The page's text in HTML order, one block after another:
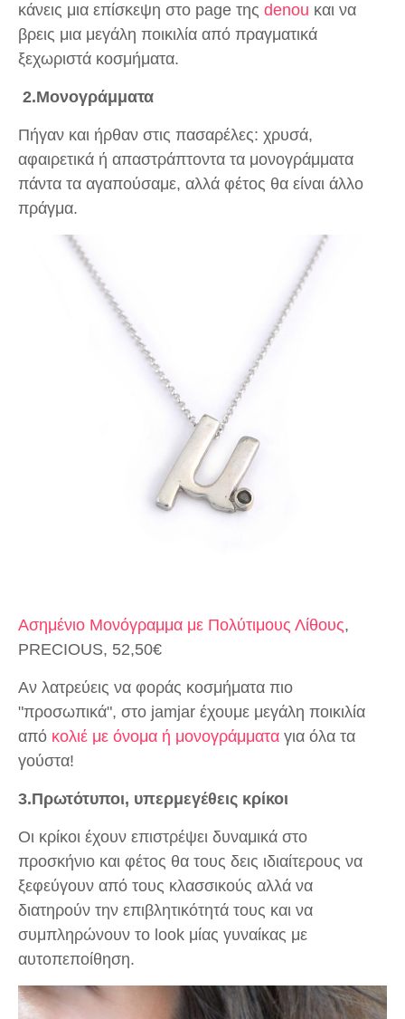
κάνεις μια επίσκεψη στο page της denou και να
βρεις μια μεγάλη ποικιλία από πραγματικά
ξεχωριστά κοσμήματα.
2.Μονογράμματα
Πήγαν και ήρθαν στις πασαρέλες: χρυσά,
αφαιρετικά ή απαστράπτοντα τα μονογράμματα
πάντα τα αγαπούσαμε, αλλά φέτος θα είναι άλλο
πράγμα.
Ασημένιο Μονόγραμμα με Πολύτιμους Λίθους,
PRECIOUS, 52,50€
Αν λατρεύεις να φοράς κοσμήματα πιο
"προσωπικά", στο jamjar έχουμε μεγάλη ποικιλία
από κολιέ με όνομα ή μονογράμματα για όλα τα
γούστα!
3.Πρωτότυποι, υπερμεγέθεις κρίκοι
Οι κρίκοι έχουν επιστρέψει δυναμικά στο
προσκήνιο και φέτος θα τους δεις ιδιαίτερους να
ξεφεύγουν από τους κλασσικούς αλλά να
διατηρούν την επιβλητικότητά τους και να
συμπληρώνουν το look μίας γυναίκας με
αυτοπεποίθηση.